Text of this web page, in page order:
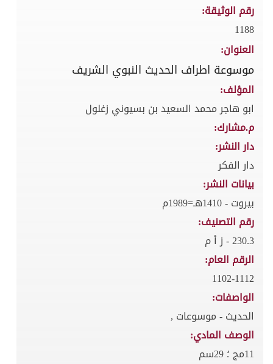
رقم الوثيقة:
1188
العنوان:
موسوعة اطراف الحديث النبوي الشريف
المؤلف:
ابو هاجر محمد السعيد بن بسيوني زغلول
م.مشارك:
دار النشر:
دار الفكر
بيانات النشر:
بيروت - 1410هـ=1989م
رقم التصنيف:
230.3 - ز أ م
الرقم العام:
1102-1112
الواصفات:
الحديث - موسوعات ,
الوصف المادي:
11مج ؛ 29سم